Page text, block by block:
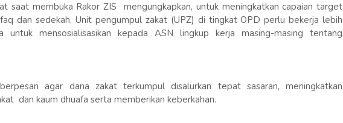
saat membuka Rakor ZIS mengungkapkan, untuk meningkatkan capaian target
dan sedekah, Unit pengumpul zakat (UPZ) di tingkat OPD perlu bekerja lebih
untuk mensosialisasikan kepada ASN lingkup kerja masing-masing tentang
agar dana zakat terkumpul disalurkan tepat sasaran, meningkatkan
dan kaum dhuafa serta memberikan keberkahan.